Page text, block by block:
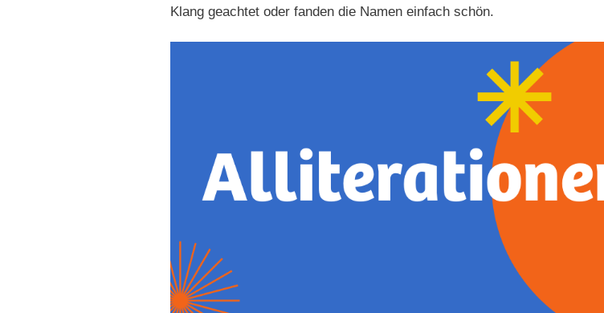
Klang geachtet oder fanden die Namen einfach schön.